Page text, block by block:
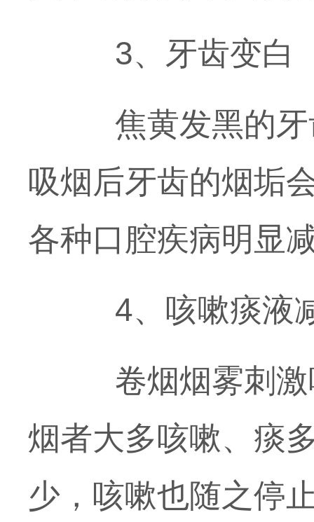
3、牙齿变白
焦黄发黑的牙
吸烟后牙齿的烟垢
各种口腔疾病明显
4、咳嗽痰液
卷烟烟雾刺激
烟者大多咳嗽、痰
少，咳嗽也随之停